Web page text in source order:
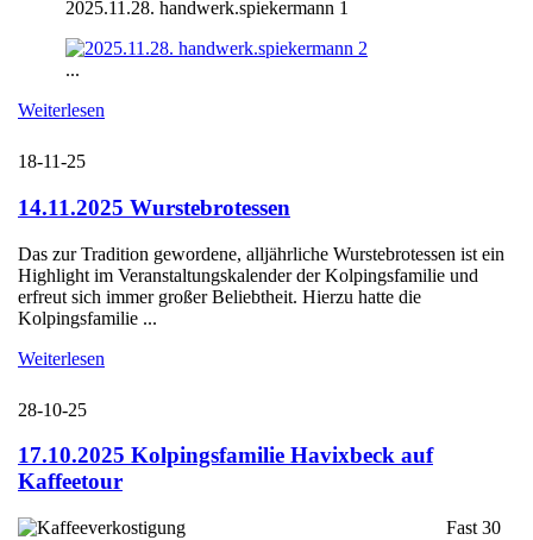
2025.11.28. handwerk.spiekermann 1
...
Weiterlesen
18-11-25
14.11.2025 Wurstebrotessen
Das zur Tradition gewordene, alljährliche Wurstebrotessen ist ein
Highlight im Veranstaltungskalender der Kolpingsfamilie und
erfreut sich immer großer Beliebtheit. Hierzu hatte die
Kolpingsfamilie ...
Weiterlesen
28-10-25
17.10.2025 Kolpingsfamilie Havixbeck auf
Kaffeetour
Fast 30